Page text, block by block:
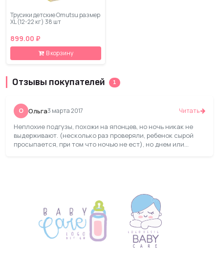
Трусики детские Omutsu размер
XL (12-22 кг) 38 шт
899.00 ₽
В корзину
Отзывы покупателей 1
О Ольга3 марта 2017 Читать
Неплохие подгузы, похожи на японцев, но ночь никак не
выдерживают. (несколько раз проверяли, ребенок сырой
просыпается, при том что ночью не ест), но днем или